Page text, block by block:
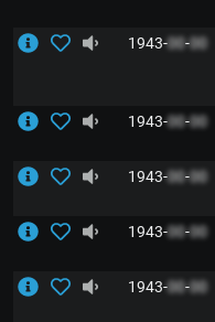
1943-00-00
1943-00-00
1943-00-00
1943-00-00
1943-00-00